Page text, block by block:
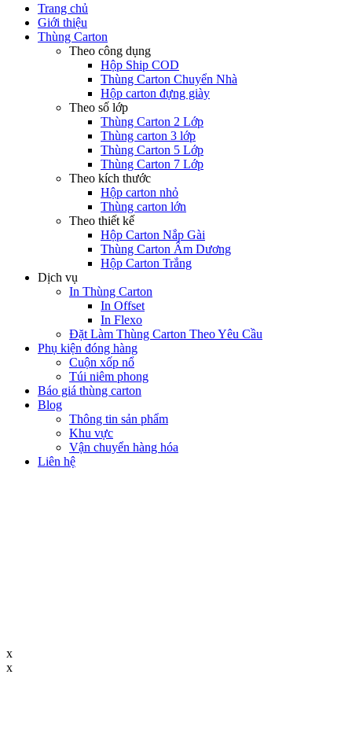
Trang chủ
Giới thiệu
Thùng Carton
Theo công dụng
Hộp Ship COD
Thùng Carton Chuyển Nhà
Hộp carton đựng giày
Theo số lớp
Thùng Carton 2 Lớp
Thùng carton 3 lớp
Thùng Carton 5 Lớp
Thùng Carton 7 Lớp
Theo kích thước
Hộp carton nhỏ
Thùng carton lớn
Theo thiết kế
Hộp Carton Nắp Gài
Thùng Carton Âm Dương
Hộp Carton Trắng
Dịch vụ
In Thùng Carton
In Offset
In Flexo
Đặt Làm Thùng Carton Theo Yêu Cầu
Phụ kiện đóng hàng
Cuộn xốp nổ
Túi niêm phong
Báo giá thùng carton
Blog
Thông tin sản phẩm
Khu vực
Vận chuyển hàng hóa
Liên hệ
x
x